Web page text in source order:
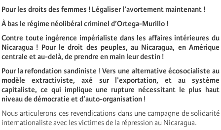
Pour les droits des femmes ! Légaliser l’avortement maintenant !
À bas le régime néolibéral criminel d’Ortega-Murillo !
Contre toute ingérence impérialiste dans les affaires intérieures du
Nicaragua ! Pour le droit des peuples, au Nicaragua, en Amérique
centrale et au-delà, de prendre en main leur destin !
Pour la refondation sandiniste ! Vers une alternative écosocialiste au
modèle extractiviste, axé sur l’exportation, et au système
capitaliste, ce qui implique une rupture nécessitant le plus haut
niveau de démocratie et d’auto-organisation !
Nous articulerons ces revendications dans une campagne de solidarité
internationaliste avec les victimes de la répression au Nicaragua.